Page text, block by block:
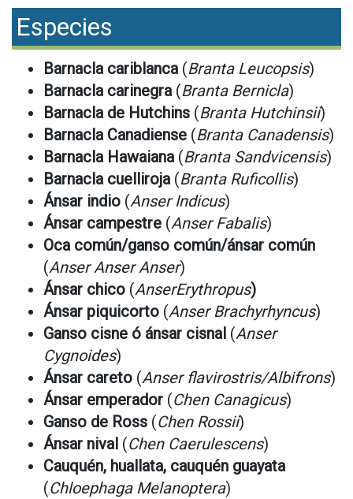
Especies
Barnacla cariblanca(Branta Leucopsis)
Barnacla carinegra(Branta Bernicla)
Barnacla de Hutchins (Branta Hutchinsii)
Barnacla Canadiense (Branta Canadensis)
Barnacla Hawaiana(Branta Sandvicensis)
Barnacla cuelliroja(Branta Ruficollis)
Ánsar indio (Anser Indicus)
Ánsar campestre (Anser Fabalis)
Oca común/ganso común/ánsar común
(Anser Anser Anser)
Ánsar chico (AnserErythropus)
Ánsar piquicorto (Anser Brachyrhyncus)
Ganso cisne ó ánsar cisnal (Anser
Cygnoides)
Ánsar careto (Anser flavirostris/Albifrons)
Ánsar emperador (Chen Canagicus)
Ganso de Ross (Chen Rossii)
Ánsar nival (Chen Caerulescens)
Cauquén, huallata, cauquén guayata
(Chloephaga Melanoptera)